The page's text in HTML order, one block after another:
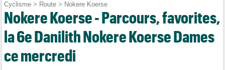
Cyclisme > Route > Nokere Koerse
Nokere Koerse - Parcours, favorites,
la 6e Danilith Nokere Koerse Dames
ce mercredi